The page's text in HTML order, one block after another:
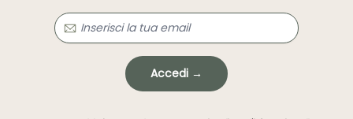
Accedi →